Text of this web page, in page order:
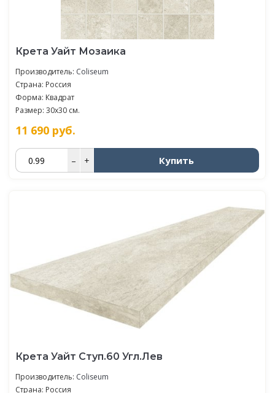
Крета Уайт Мозаика
Производитель: Coliseum
Страна: Россия
Форма: Квадрат
Размер: 30x30 см.
11 690 руб.
– + Купить
Крета Уайт Ступ.60 Угл.Лев
Производитель: Coliseum
Страна: Россия